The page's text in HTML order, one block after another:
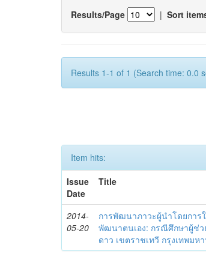
Results/Page | Sort
Results 1-1 of 1 (Search time: 0.0
Item hits:
Issue
Date
Title
2014-
05-20
การพัฒนาภาวะผู้นำโดยการ
พัฒนาตนเอง: กรณีศึกษาผู้ช่ว
ดาว เขตราชเทวี กรุงเทพมห